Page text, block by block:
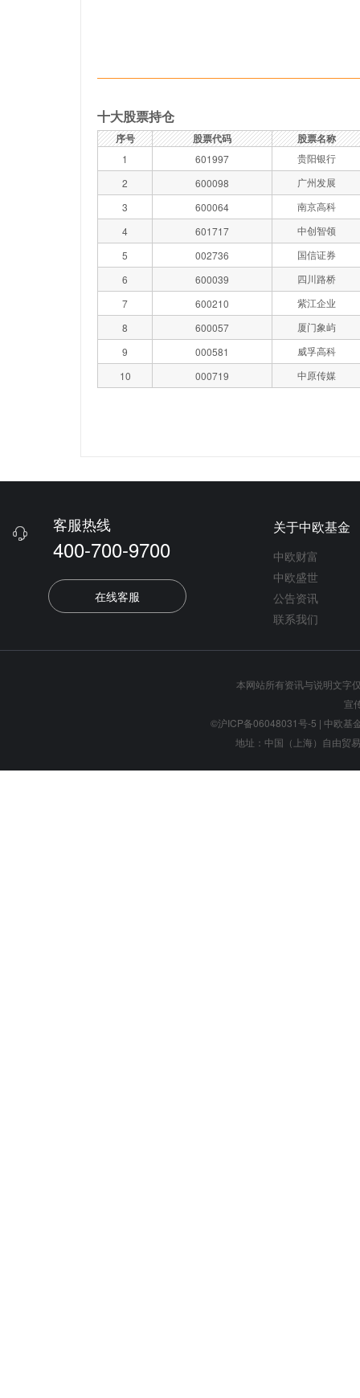
十大股票持仓
序号 股票代码 股票名称
1 601997
贵阳银行
2
600098
广州发展
3
600064
南京高科
4
601717
中创智领
5
002736
国信证券
6
600039
四川路桥
7
600210
紫江企业
8
600057
厦门象屿
9
000581
威孚高科
10
000719 中原传媒
 客服热线
400-700-9700
在线客服
关于中欧基金
中欧财富
中欧盛世
公告资讯
联系我们
本网站所有资讯与说明文字
宣
©沪ICP备06048031号-5 | 中欧基
地址：中国（上海）自由贸